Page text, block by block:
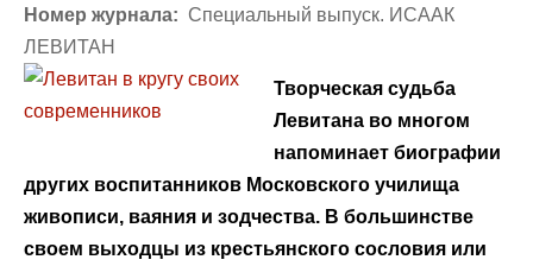
Номер журнала: Специальный выпуск. ИСААК
ЛЕВИТАН
Творческая судьба
Левитана во многом
напоминает биографии
других воспитанников Московского училища
живописи, ваяния и зодчества. В большинстве
своем выходцы из крестьянского сословия или